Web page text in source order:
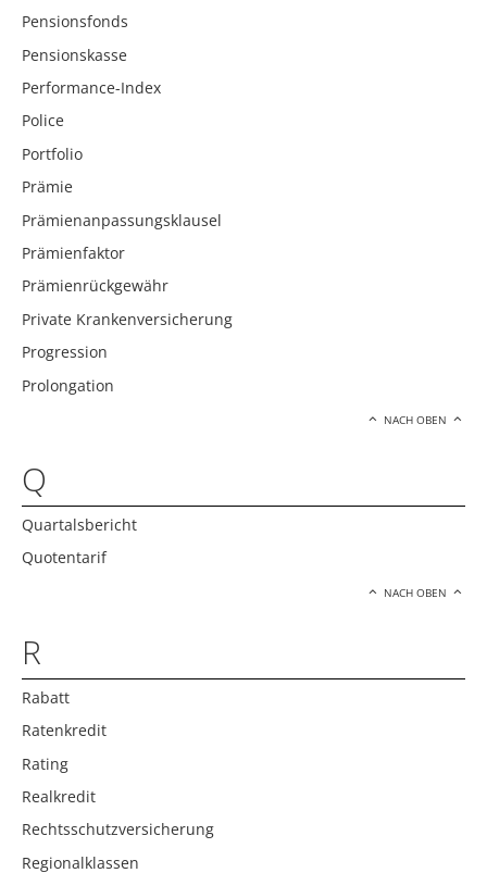
Pensionsfonds
Pensionskasse
Performance-Index
Police
Portfolio
Prämie
Prämienanpassungsklausel
Prämienfaktor
Prämienrückgewähr
Private Krankenversicherung
Progression
Prolongation
NACH OBEN
Q
Quartalsbericht
Quotentarif
NACH OBEN
R
Rabatt
Ratenkredit
Rating
Realkredit
Rechtsschutzversicherung
Regionalklassen